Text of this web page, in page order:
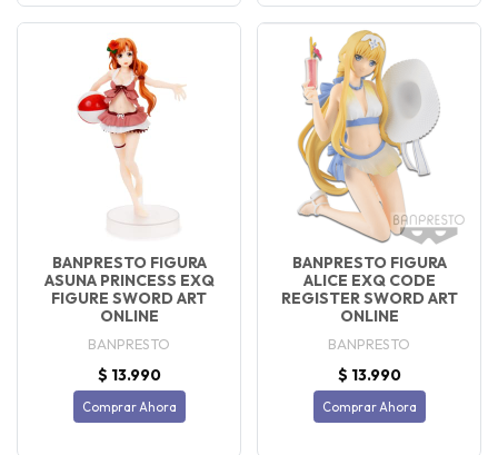
BANPRESTO FIGURA
ASUNA PRINCESS EXQ
FIGURE SWORD ART
ONLINE
BANPRESTO
$ 13.990
Comprar Ahora
BANPRESTO FIGURA
ALICE EXQ CODE
REGISTER SWORD ART
ONLINE
BANPRESTO
$ 13.990
Comprar Ahora